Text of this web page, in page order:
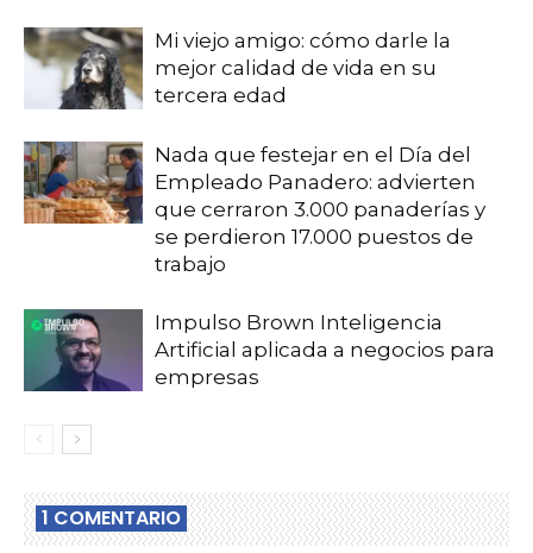
Mi viejo amigo: cómo darle la
mejor calidad de vida en su
tercera edad
Nada que festejar en el Día del
Empleado Panadero: advierten
que cerraron 3.000 panaderías y
se perdieron 17.000 puestos de
trabajo
Impulso Brown Inteligencia
Artificial aplicada a negocios para
empresas
1 COMENTARIO